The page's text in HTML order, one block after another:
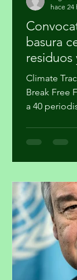
basura
residuos
Climate
Break Free
a 40
programa
proceso,
mentoría
económico
sobre esta
se
climático,
hace 24